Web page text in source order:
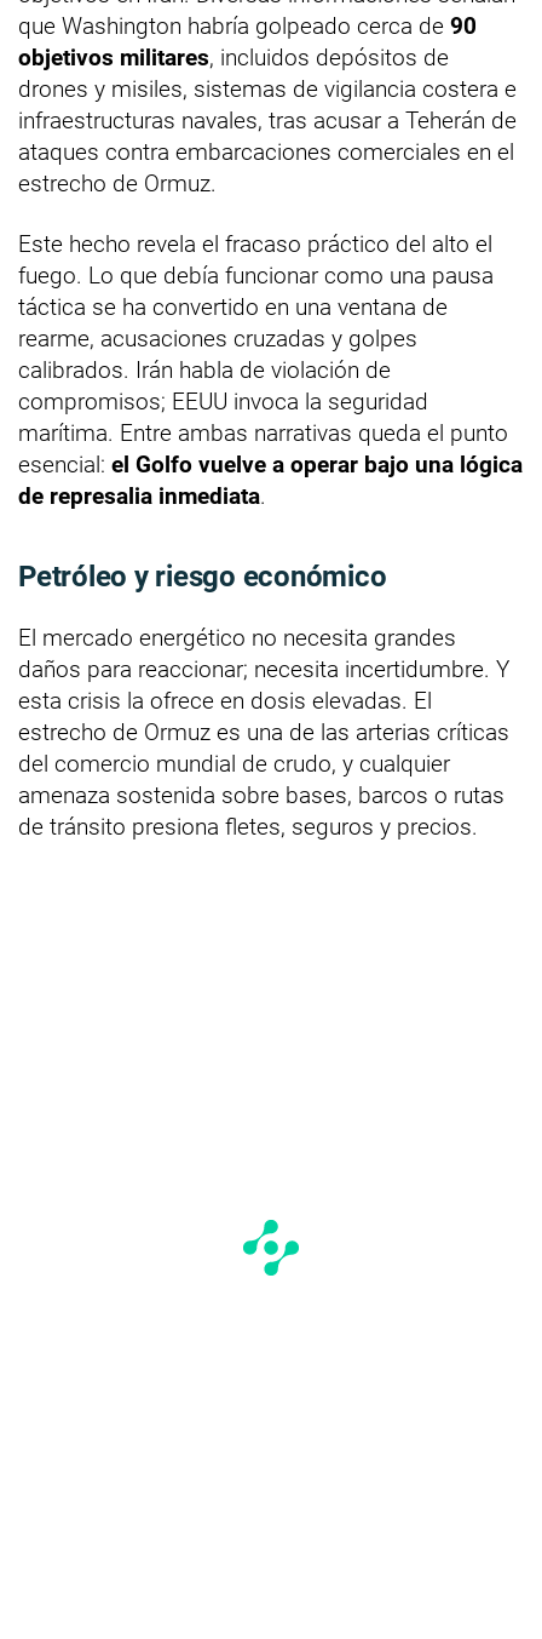
que Washington habría golpeado cerca de 90
objetivos militares, incluidos depósitos de
drones y misiles, sistemas de vigilancia costera e
infraestructuras navales, tras acusar a Teherán de
ataques contra embarcaciones comerciales en el
estrecho de Ormuz.
Este hecho revela el fracaso práctico del alto el
fuego. Lo que debía funcionar como una pausa
táctica se ha convertido en una ventana de
rearme, acusaciones cruzadas y golpes
calibrados. Irán habla de violación de
compromisos; EEUU invoca la seguridad
marítima. Entre ambas narrativas queda el punto
esencial: el Golfo vuelve a operar bajo una lógica
de represalia inmediata.
Petróleo y riesgo económico
El mercado energético no necesita grandes
daños para reaccionar; necesita incertidumbre. Y
esta crisis la ofrece en dosis elevadas. El
estrecho de Ormuz es una de las arterias críticas
del comercio mundial de crudo, y cualquier
amenaza sostenida sobre bases, barcos o rutas
de tránsito presiona fletes, seguros y precios.